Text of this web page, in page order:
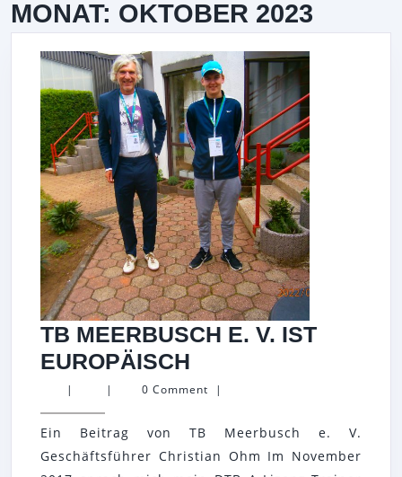
MONAT: OKTOBER 2023
TB MEERBUSCH E. V. IST
EUROPÄISCH
MEERBUSCH
V.
IST
| | 0 Comment |
Ein Beitrag von TB Meerbusch e. V.
Geschäftsführer Christian Ohm Im November